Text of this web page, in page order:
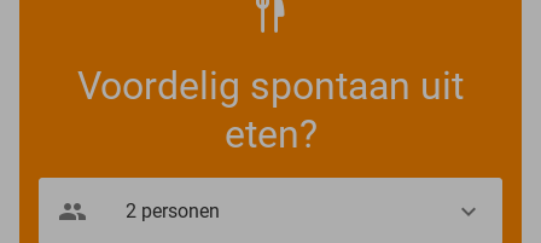
Voordelig spontaan uit
eten?